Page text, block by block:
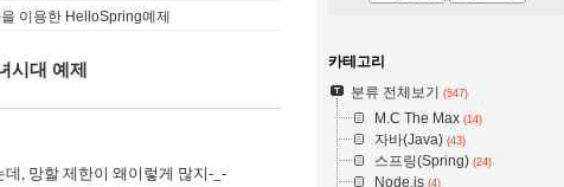
이용한 HelloSpring예제
시대 예제
, 망할 제한이 왜이렇게 많지-_-
카테고리
분류 전체보기 (547)
M.C The Max (14)
자바(Java) (43)
스프링(Spring) (24)
Node.js (4)